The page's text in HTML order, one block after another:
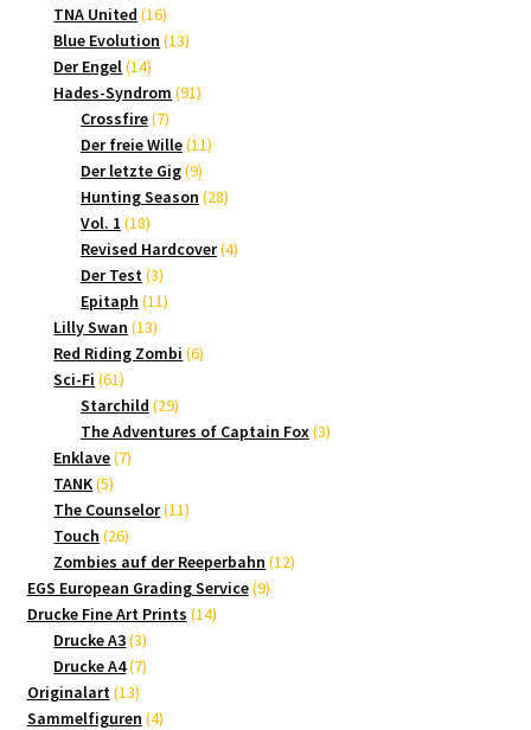
Produkte
TNA United 1616
Produkte
Blue Evolution 1313
Der Engel 1414
Produkte
Hades-Syndrom 9191
Crossfire 77
Produkte
Der freie Wille 1111
Der letzte Gig 99
Produkte
Hunting Season 2828
Vol. 1 1818
Produkte
Revised Hardcover 44
Der Test 33
Produkte
Epitaph 1111
Lilly Swan 1313
Produkte
Red Riding Zombi 66
Sci-Fi 6161
Produkte
Starchild 2929
Produkte
The Adventures of Captain Fox 33
Enklave 77
TANK 55
Produkte
The Counselor 1111
Touch 2626
Produkte
Zombies auf der Reeperbahn 1212
EGS European Grading Service 99
Drucke Fine Art Prints 1414
Drucke A3 33
Produkte
Drucke A4 77
Originalart 1313
Produkte
Sammelfiguren 44